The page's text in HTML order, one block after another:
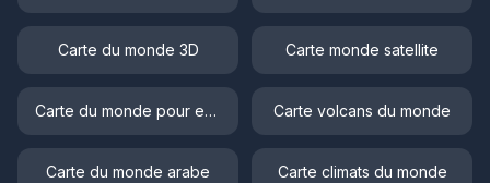
Carte du monde 3D Carte monde satellite
Carte du monde pour enfant Carte volcans du monde
Carte du monde arabe Carte climats du monde